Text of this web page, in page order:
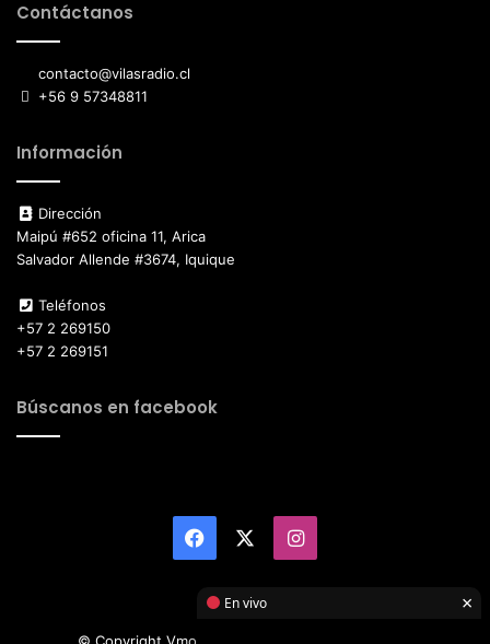
Contáctanos
contacto@vilasradio.cl
+56 9 57348811
Información
Dirección
Maipú #652 oficina 11, Arica
Salvador Allende #3674, Iquique
Teléfonos
+57 2 269150
+57 2 269151
Búscanos en facebook
Facebook Instagram
En vivo ×